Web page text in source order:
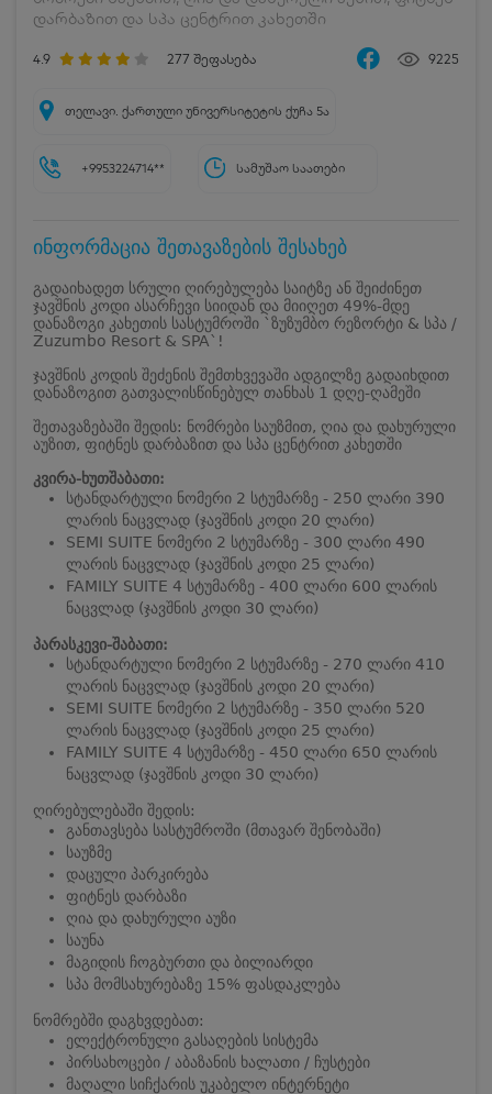
დარბაზით და სპა ცენტრით კახეთში
4.9 277 შეფასება 9225
თელავი. ქართული უნივერსიტეტის ქუჩა 5ა
+9953224714** სამუშაო საათები
ინფორმაცია შეთავაზების შესახებ
გადაიხადეთ სრული ღირებულება საიტზე ან შეიძინეთ
ჯავშნის კოდი ასარჩევი სიიდან და მიიღეთ 49%-მდე
დანაზოგი კახეთის სასტუმროში `ზუზუმბო რეზორტი & სპა /
Zuzumbo Resort & SPA`!
ჯავშნის კოდის შეძენის შემთხვევაში ადგილზე გადაიხდით
დანაზოგით გათვალისწინებულ თანხას 1 დღე-ღამეში
შეთავაზებაში შედის: ნომრები საუზმით, ღია და დახურული
აუზით, ფიტნეს დარბაზით და სპა ცენტრით კახეთში
კვირა-ხუთშაბათი:
სტანდარტული ნომერი 2 სტუმარზე - 250 ლარი 390
ლარის ნაცვლად (ჯავშნის კოდი 20 ლარი)
SEMI SUITE ნომერი 2 სტუმარზე - 300 ლარი 490
ლარის ნაცვლად (ჯავშნის კოდი 25 ლარი)
FAMILY SUITE 4 სტუმარზე - 400 ლარი 600 ლარის
ნაცვლად (ჯავშნის კოდი 30 ლარი)
პარასკევი-შაბათი:
სტანდარტული ნომერი 2 სტუმარზე - 270 ლარი 410
ლარის ნაცვლად (ჯავშნის კოდი 20 ლარი)
SEMI SUITE ნომერი 2 სტუმარზე - 350 ლარი 520
ლარის ნაცვლად (ჯავშნის კოდი 25 ლარი)
FAMILY SUITE 4 სტუმარზე - 450 ლარი 650 ლარის
ნაცვლად (ჯავშნის კოდი 30 ლარი)
ღირებულებაში შედის:
განთავსება სასტუმროში (მთავარ შენობაში)
საუზმე
დაცული პარკირება
ფიტნეს დარბაზი
ღია და დახურული აუზი
საუნა
მაგიდის ჩოგბურთი და ბილიარდი
სპა მომსახურებაზე 15% ფასდაკლება
ნომრებში დაგხვდებათ:
ელექტრონული გასაღების სისტემა
პირსახოცები / აბაზანის ხალათი / ჩუსტები
მაღალი სიჩქარის უკაბელო ინტერნეტი